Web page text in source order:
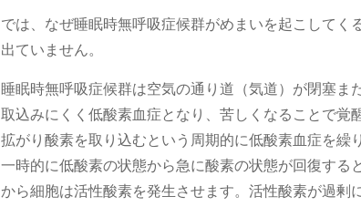
では、なぜ睡眠時無呼吸症候群がめまいを起こしてく
出ていません。
睡眠時無呼吸症候群は空気の通り道（気道）が閉塞ま
取込みにくく低酸素血症となり、苦しくなることで覚
拡がり酸素を取り込むという周期的に低酸素血症を繰
一時的に低酸素の状態から急に酸素の状態が回復する
から細胞は活性酸素を発生させます。活性酸素が過剰